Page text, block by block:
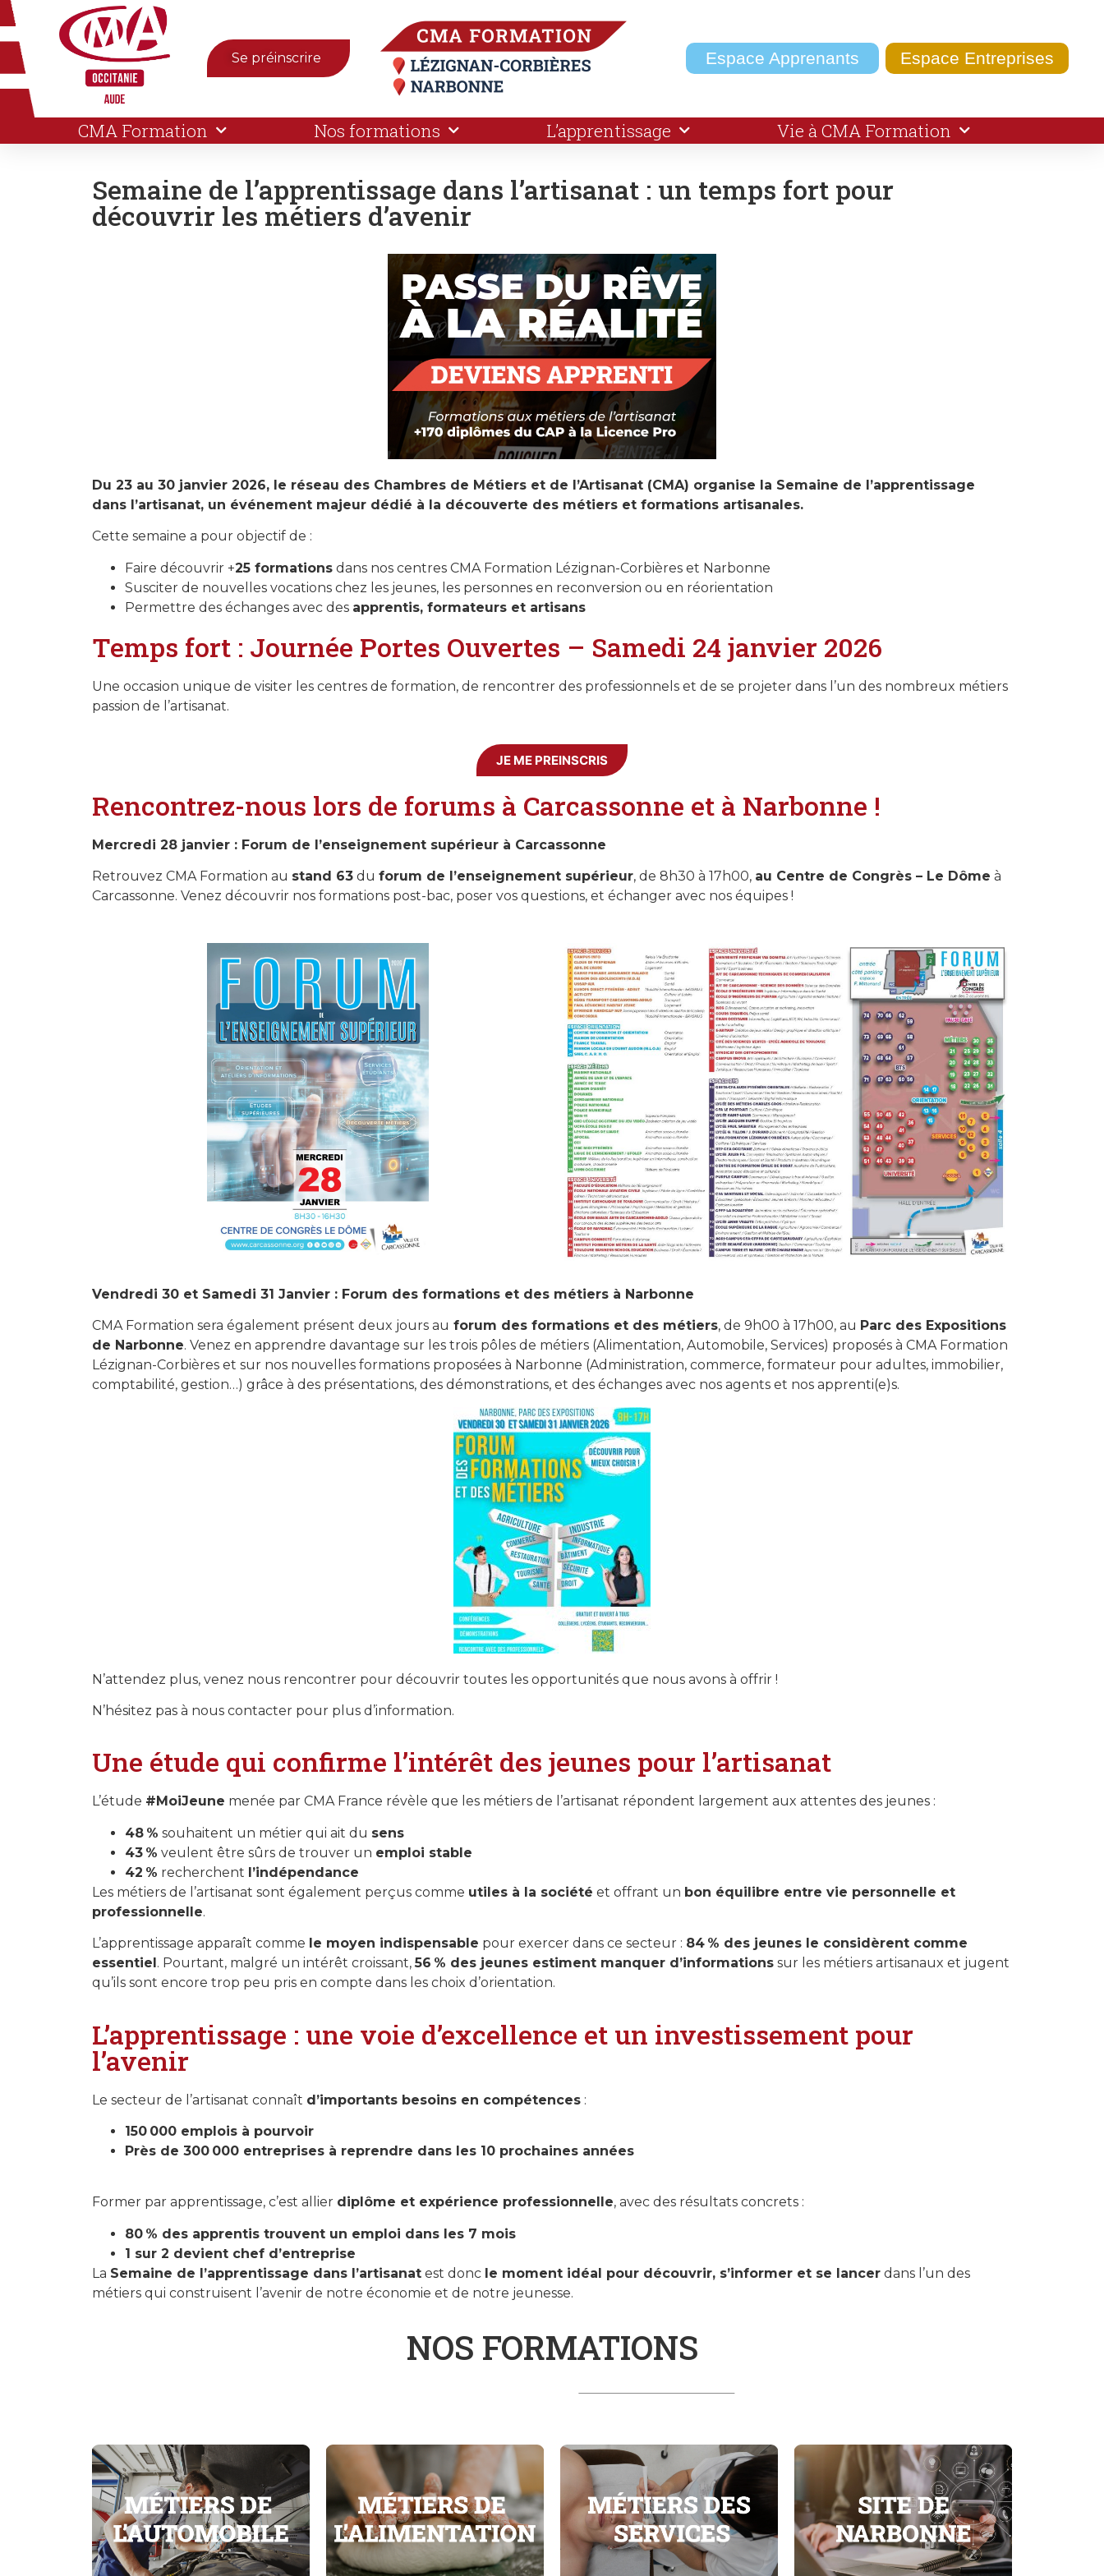
Se préinscrire Espace Apprenants Espace Entreprises
CMA Formation Nos formations L’apprentissage Vie à CMA Formation
Semaine de l’apprentissage dans l’artisanat : un temps fort pour
découvrir les métiers d’avenir
Du 23 au 30 janvier 2026, le réseau des Chambres de Métiers et de l’Artisanat (CMA) organise la Semaine de l’apprentissage
dans l’artisanat, un événement majeur dédié à la découverte des métiers et formations artisanales.
Cette semaine a pour objectif de :
Faire découvrir +25 formations dans nos centres CMA Formation Lézignan-Corbières et Narbonne
Susciter de nouvelles vocations chez les jeunes, les personnes en reconversion ou en réorientation
Permettre des échanges avec des apprentis, formateurs et artisans
Temps fort : Journée Portes Ouvertes – Samedi 24 janvier 2026
Une occasion unique de visiter les centres de formation, de rencontrer des professionnels et de se projeter dans l’un des nombreux métiers
passion de l’artisanat.
JE ME PREINSCRIS
Rencontrez-nous lors de forums à Carcassonne et à Narbonne !
Mercredi 28 janvier : Forum de l’enseignement supérieur à Carcassonne
Retrouvez CMA Formation au stand 63 du forum de l’enseignement supérieur, de 8h30 à 17h00, au Centre de Congrès – Le Dôme à
Carcassonne. Venez découvrir nos formations post-bac, poser vos questions, et échanger avec nos équipes !
Vendredi 30 et Samedi 31 Janvier : Forum des formations et des métiers à Narbonne
CMA Formation sera également présent deux jours au forum des formations et des métiers, de 9h00 à 17h00, au Parc des Expositions
de Narbonne. Venez en apprendre davantage sur les trois pôles de métiers (Alimentation, Automobile, Services) proposés à CMA Formation
Lézignan-Corbières et sur nos nouvelles formations proposées à Narbonne (Administration, commerce, formateur pour adultes, immobilier,
comptabilité, gestion…) grâce à des présentations, des démonstrations, et des échanges avec nos agents et nos apprenti(e)s.
N’attendez plus, venez nous rencontrer pour découvrir toutes les opportunités que nous avons à offrir !
N’hésitez pas à nous contacter pour plus d’information.
Une étude qui confirme l’intérêt des jeunes pour l’artisanat
L’étude #MoiJeune menée par CMA France révèle que les métiers de l’artisanat répondent largement aux attentes des jeunes :
48 % souhaitent un métier qui ait du sens
43 % veulent être sûrs de trouver un emploi stable
42 % recherchent l’indépendance
Les métiers de l’artisanat sont également perçus comme utiles à la société et offrant un bon équilibre entre vie personnelle et
professionnelle.
L’apprentissage apparaît comme le moyen indispensable pour exercer dans ce secteur : 84 % des jeunes le considèrent comme
essentiel. Pourtant, malgré un intérêt croissant,56 % des jeunes estiment manquer d’informations sur les métiers artisanaux et jugent
qu’ils sont encore trop peu pris en compte dans les choix d’orientation.
L’apprentissage : une voie d’excellence et un investissement pour
l’avenir
Le secteur de l’artisanat connaît d’importants besoins en compétences :
150 000 emplois à pourvoir
Près de 300 000 entreprises à reprendre dans les 10 prochaines années
Former par apprentissage, c’est allier diplôme et expérience professionnelle, avec des résultats concrets :
80 % des apprentis trouvent un emploi dans les 7 mois
1 sur 2 devient chef d’entreprise
La Semaine de l’apprentissage dans l’artisanat est donc le moment idéal pour découvrir, s’informer et se lancer dans l’un des
métiers qui construisent l’avenir de notre économie et de notre jeunesse.
NOS FORMATIONS